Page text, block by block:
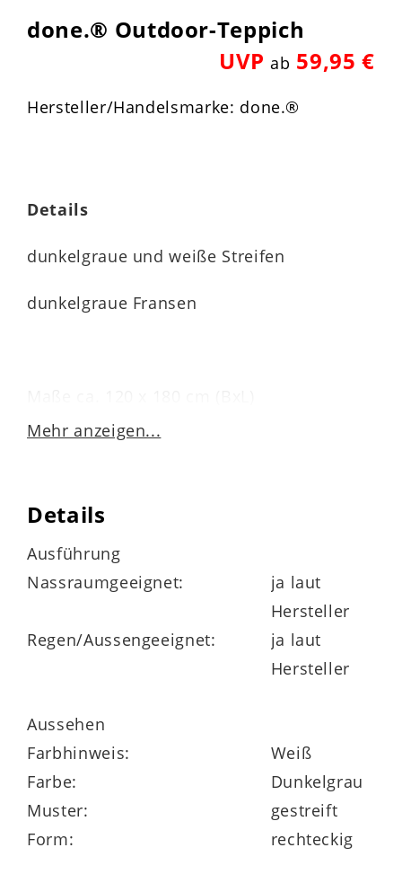
done.® Outdoor-Teppich
UVPab 59,95 €
Hersteller/Handelsmarke: done.®
Details
dunkelgraue und weiße Streifen
dunkelgraue Fransen
weichen Bürste reinigen.
Verwenden Sie eine milde Seife oder
Spülmittel.
Baumwolle, 3% Polyester
Highlights
Mehr anzeigen...
Details
Ausführung
Nassraumgeeignet:
ja laut
Hersteller
Regen/Aussengeeignet:
ja laut
Hersteller
Aussehen
Farbhinweis:
Weiß
Farbe:
Dunkelgrau
Muster:
gestreift
Form:
rechteckig